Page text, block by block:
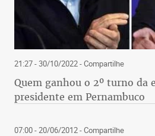
21:27 - 30/10/2022- Compartilhe
Quem ganhou o 2º turno da
presidente em Pernambuco
07:00 - 20/06/2012- Compartilhe